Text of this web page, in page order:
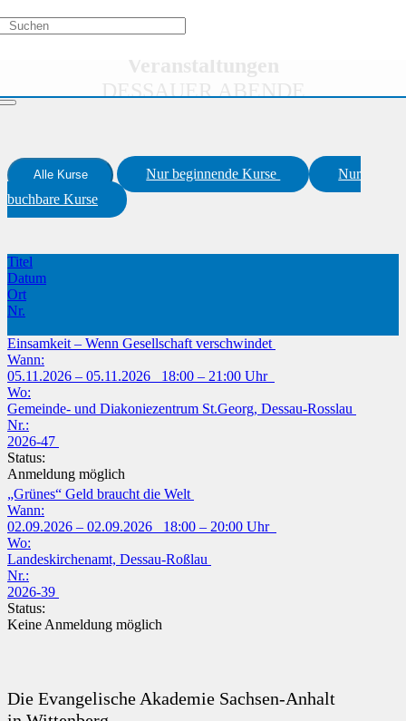
Aktivitätstypen /Veranstaltungsreihe
Veranstaltungen
DESSAUER ABENDE
Alle Kurse Nur beginnende Kurse
Nur
buchbare Kurse
Titel
Datum
Ort
Nr.
Einsamkeit – Wenn Gesellschaft verschwindet
Wann:
05.11.2026 – 05.11.2026 18:00 – 21:00 Uhr
Wo:
Gemeinde- und Diakoniezentrum St.Georg, Dessau-Rosslau
Nr.:
2026-47
Status:
Anmeldung möglich
„Grünes“ Geld braucht die Welt
Wann:
02.09.2026 – 02.09.2026 18:00 – 20:00 Uhr
Wo:
Landeskirchenamt, Dessau-Roßlau
Nr.:
2026-39
Status:
Keine Anmeldung möglich
Die Evangelische Akademie Sachsen-Anhalt